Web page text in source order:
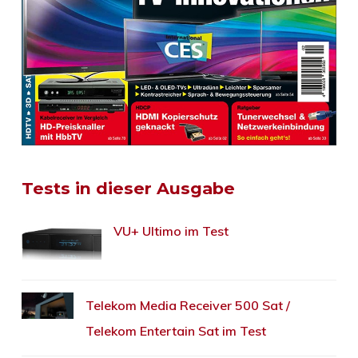
Tests in dieser Ausgabe
VU+ Ultimo im Test
Telekom Media Receiver 500 Sat /
Telekom Entertain Sat im Test